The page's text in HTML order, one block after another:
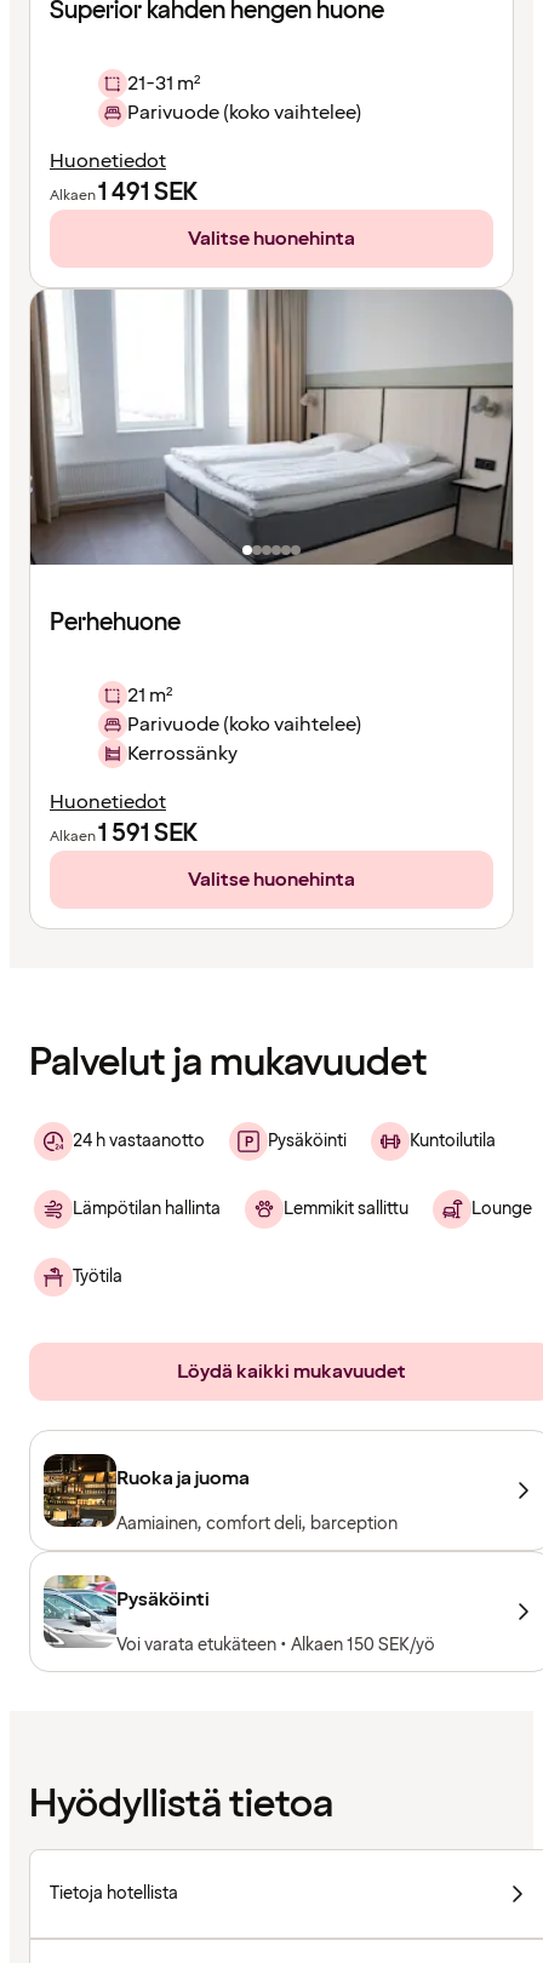
Superior kahden hengen huone
21-31 m²
Parivuode (koko vaihtelee)
Huonetiedot
Alkaen1 491SEK
Valitse huonehinta
Perhehuone
21 m²
Parivuode (koko vaihtelee)
Kerrossänky
Huonetiedot
Alkaen1 591SEK
Valitse huonehinta
Palvelut ja mukavuudet
24 h vastaanotto Pysäköinti Kuntoilutila
Lämpötilan hallinta Lemmikit sallittu Lounge
Työtila
Löydä kaikki mukavuudet
Ruoka ja juoma
Aamiainen, comfort deli, barception
Pysäköinti
Voi varata etukäteen • Alkaen 150 SEK/yö
Hyödyllistä tietoa
Tietoja hotellista